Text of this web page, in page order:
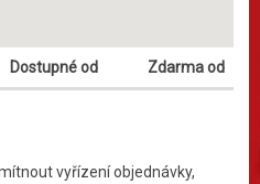
Dostupné od Zdarma od
vyřízení objednávky,